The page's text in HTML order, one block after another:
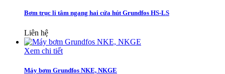
Bơm trục li tâm ngang hai cửa hút Grundfos HS-LS
Liên hệ
Xem chi tiết
Máy bơm Grundfos NKE, NKGE